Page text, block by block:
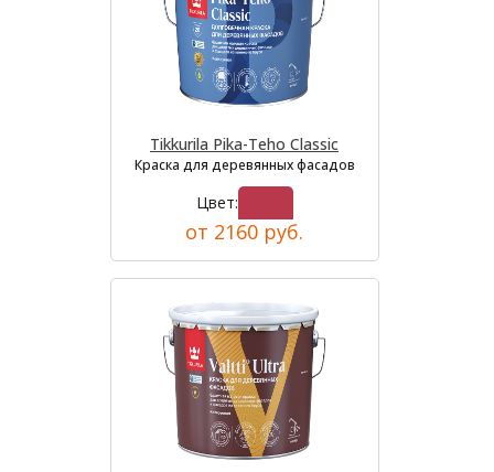
Tikkurila Pika-Teho Classic
Краска для деревянных фасадов
Цвет:
от 2160 руб.